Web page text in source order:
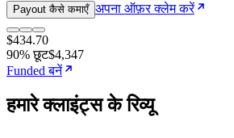
Payout कैसे कमाएँ अपना ऑफ़र क्लेम करें
$434.70
90% छूट$4,347
Funded बनें
हमारे क्लाइंट्स के रिव्यू